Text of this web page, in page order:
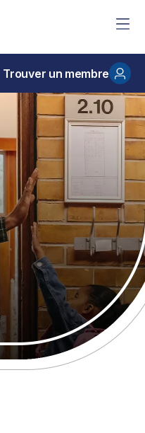
Trouver un membre